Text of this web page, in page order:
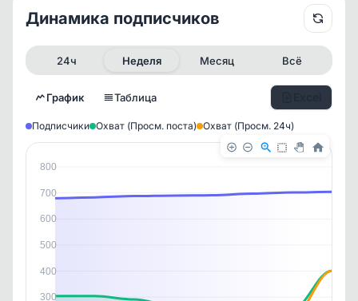
✕
История канала
Динамика подписчиков
24ч Неделя Месяц Всё
График Таблица
Подписчики Охват (Просм. поста) Охват (Просм. 24ч)
800
700
600
500
400
300